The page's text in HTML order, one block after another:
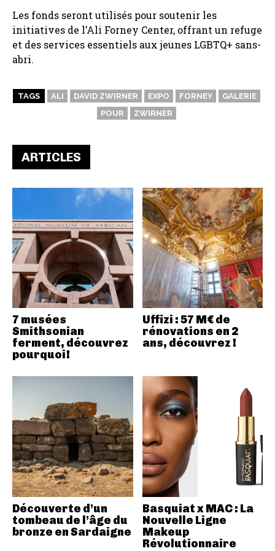
Les fonds seront utilisés pour soutenir les
initiatives de l’Ali Forney Center, offrant un refuge
et des services essentiels aux jeunes LGBTQ+ sans-
abri.
TAGS ALI DAVID ZWIRNER EXPO FORNEY
GALERIE
POUR
ZWIRNER
ARTICLES
7 musées
Smithsonian
ferment, découvrez
pourquoi!
Uffizi : 57 M€ de
rénovations en 2
ans, découvrez !
Découverte d’un
tombeau de l’âge du
bronze en Sardaigne
Basquiat x MAC : La
Nouvelle Ligne
Makeup
Révolutionnaire